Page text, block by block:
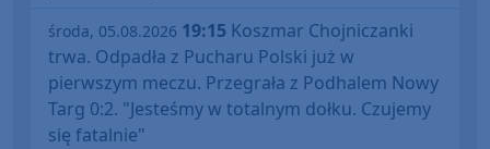
środa, 05.08.2026 19:15 Koszmar Chojniczanki
trwa. Odpadła z Pucharu Polski już w
pierwszym meczu. Przegrała z Podhalem Nowy
Targ 0:2. "Jesteśmy w totalnym dołku. Czujemy
się fatalnie"